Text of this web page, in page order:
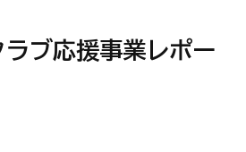
ブ応援事業レポー